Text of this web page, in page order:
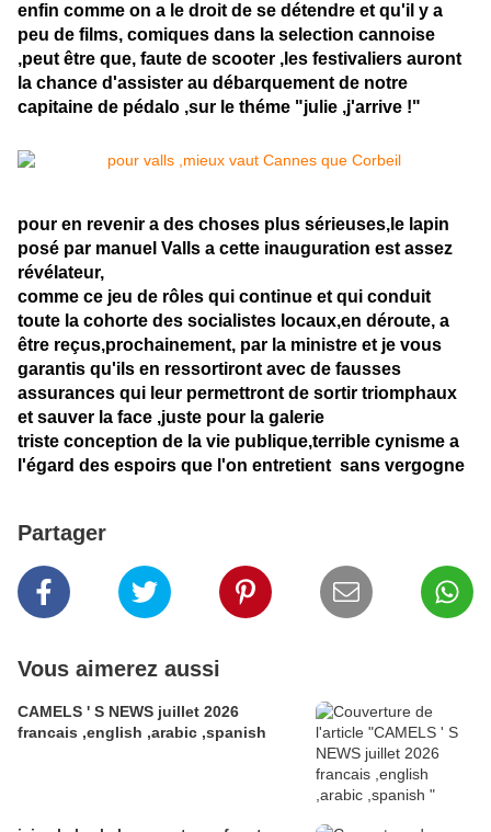
enfin comme on a le droit de se détendre et qu'il y a
peu de films, comiques dans la selection cannoise
,peut être que, faute de scooter ,les festivaliers auront
la chance d'assister au débarquement de notre
capitaine de pédalo ,sur le théme "julie ,j'arrive !"
pour en revenir a des choses plus sérieuses, le lapin
posé par manuel Valls a cette inauguration est assez
révélateur,
comme ce jeu de rôles qui continue et qui conduit
toute la cohorte des socialistes locaux,en déroute, a
être reçus,prochainement, par la ministre et je vous
garantis qu'ils en ressortiront avec de fausses
assurances qui leur permettront de sortir triomphaux
et sauver la face ,juste pour la galerie
triste conception de la vie publique,terrible cynisme a
l'égard des espoirs que l'on entretient sans vergogne
Partager
Vous aimerez aussi
CAMELS ' S NEWS juillet 2026
francais ,english ,arabic ,spanish